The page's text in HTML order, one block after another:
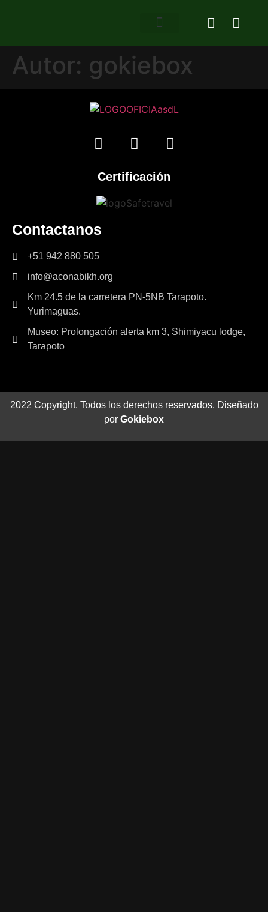
Autor: gokiebox
Certificación
Contactanos
+51 942 880 505
info@aconabikh.org
Km 24.5 de la carretera PN-5NB Tarapoto.
Yurimaguas.
Museo: Prolongación alerta km 3, Shimiyacu lodge,
Tarapoto
2022 Copyright. Todos los derechos reservados. Diseñado
por Gokiebox